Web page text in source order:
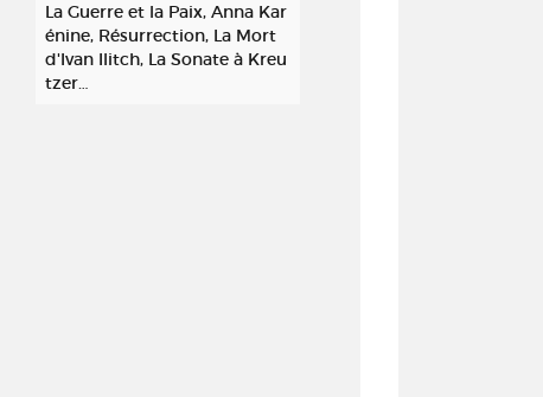
La Guerre et la Paix, Anna Kar
énine, Résurrection, La Mort
d'Ivan Ilitch, La Sonate à Kreu
tzer…